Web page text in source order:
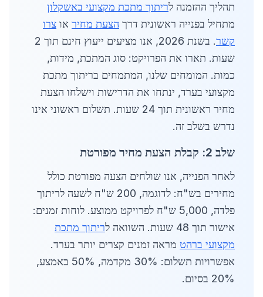
תהליך ההזמנה לריתוך מתכת מקצועי באשקלון
מתחיל בפנייה ראשונית דרך הצעת מחיר או צרו
קשר
. בשנת 2026, אנו מציעים ייעוץ חינם תוך 2
שעות. תארו את הפרויקט: סוג המתכת, מידות,
כמות. המומחים שלנו, המתמחים בריתוך מתכת
מקצועי בערד, ינתחו את הדרישות וישלחו הצעת
מחיר ראשונית תוך 24 שעות. תשלום ראשוני אינו
נדרש בשלב זה.
שלב 2: קבלת הצעת מחיר מפורטת
לאחר הפנייה, אנו שולחים הצעה מפורטת כולל
מחירים בש"ח: לדוגמה, 200 ש"ח לשעה לריתוך
פלדה, 5,000 ש"ח לפרויקט ממוצע. לוחות זמנים:
אישור תוך 48 שעות. השוואה ל
ריתוך מתכת
מקצועי ברהט מראה זמנים קצרים יותר בערד.
אפשרויות תשלום: 30% מקדמה, 50% באמצע,
20% בסיום.